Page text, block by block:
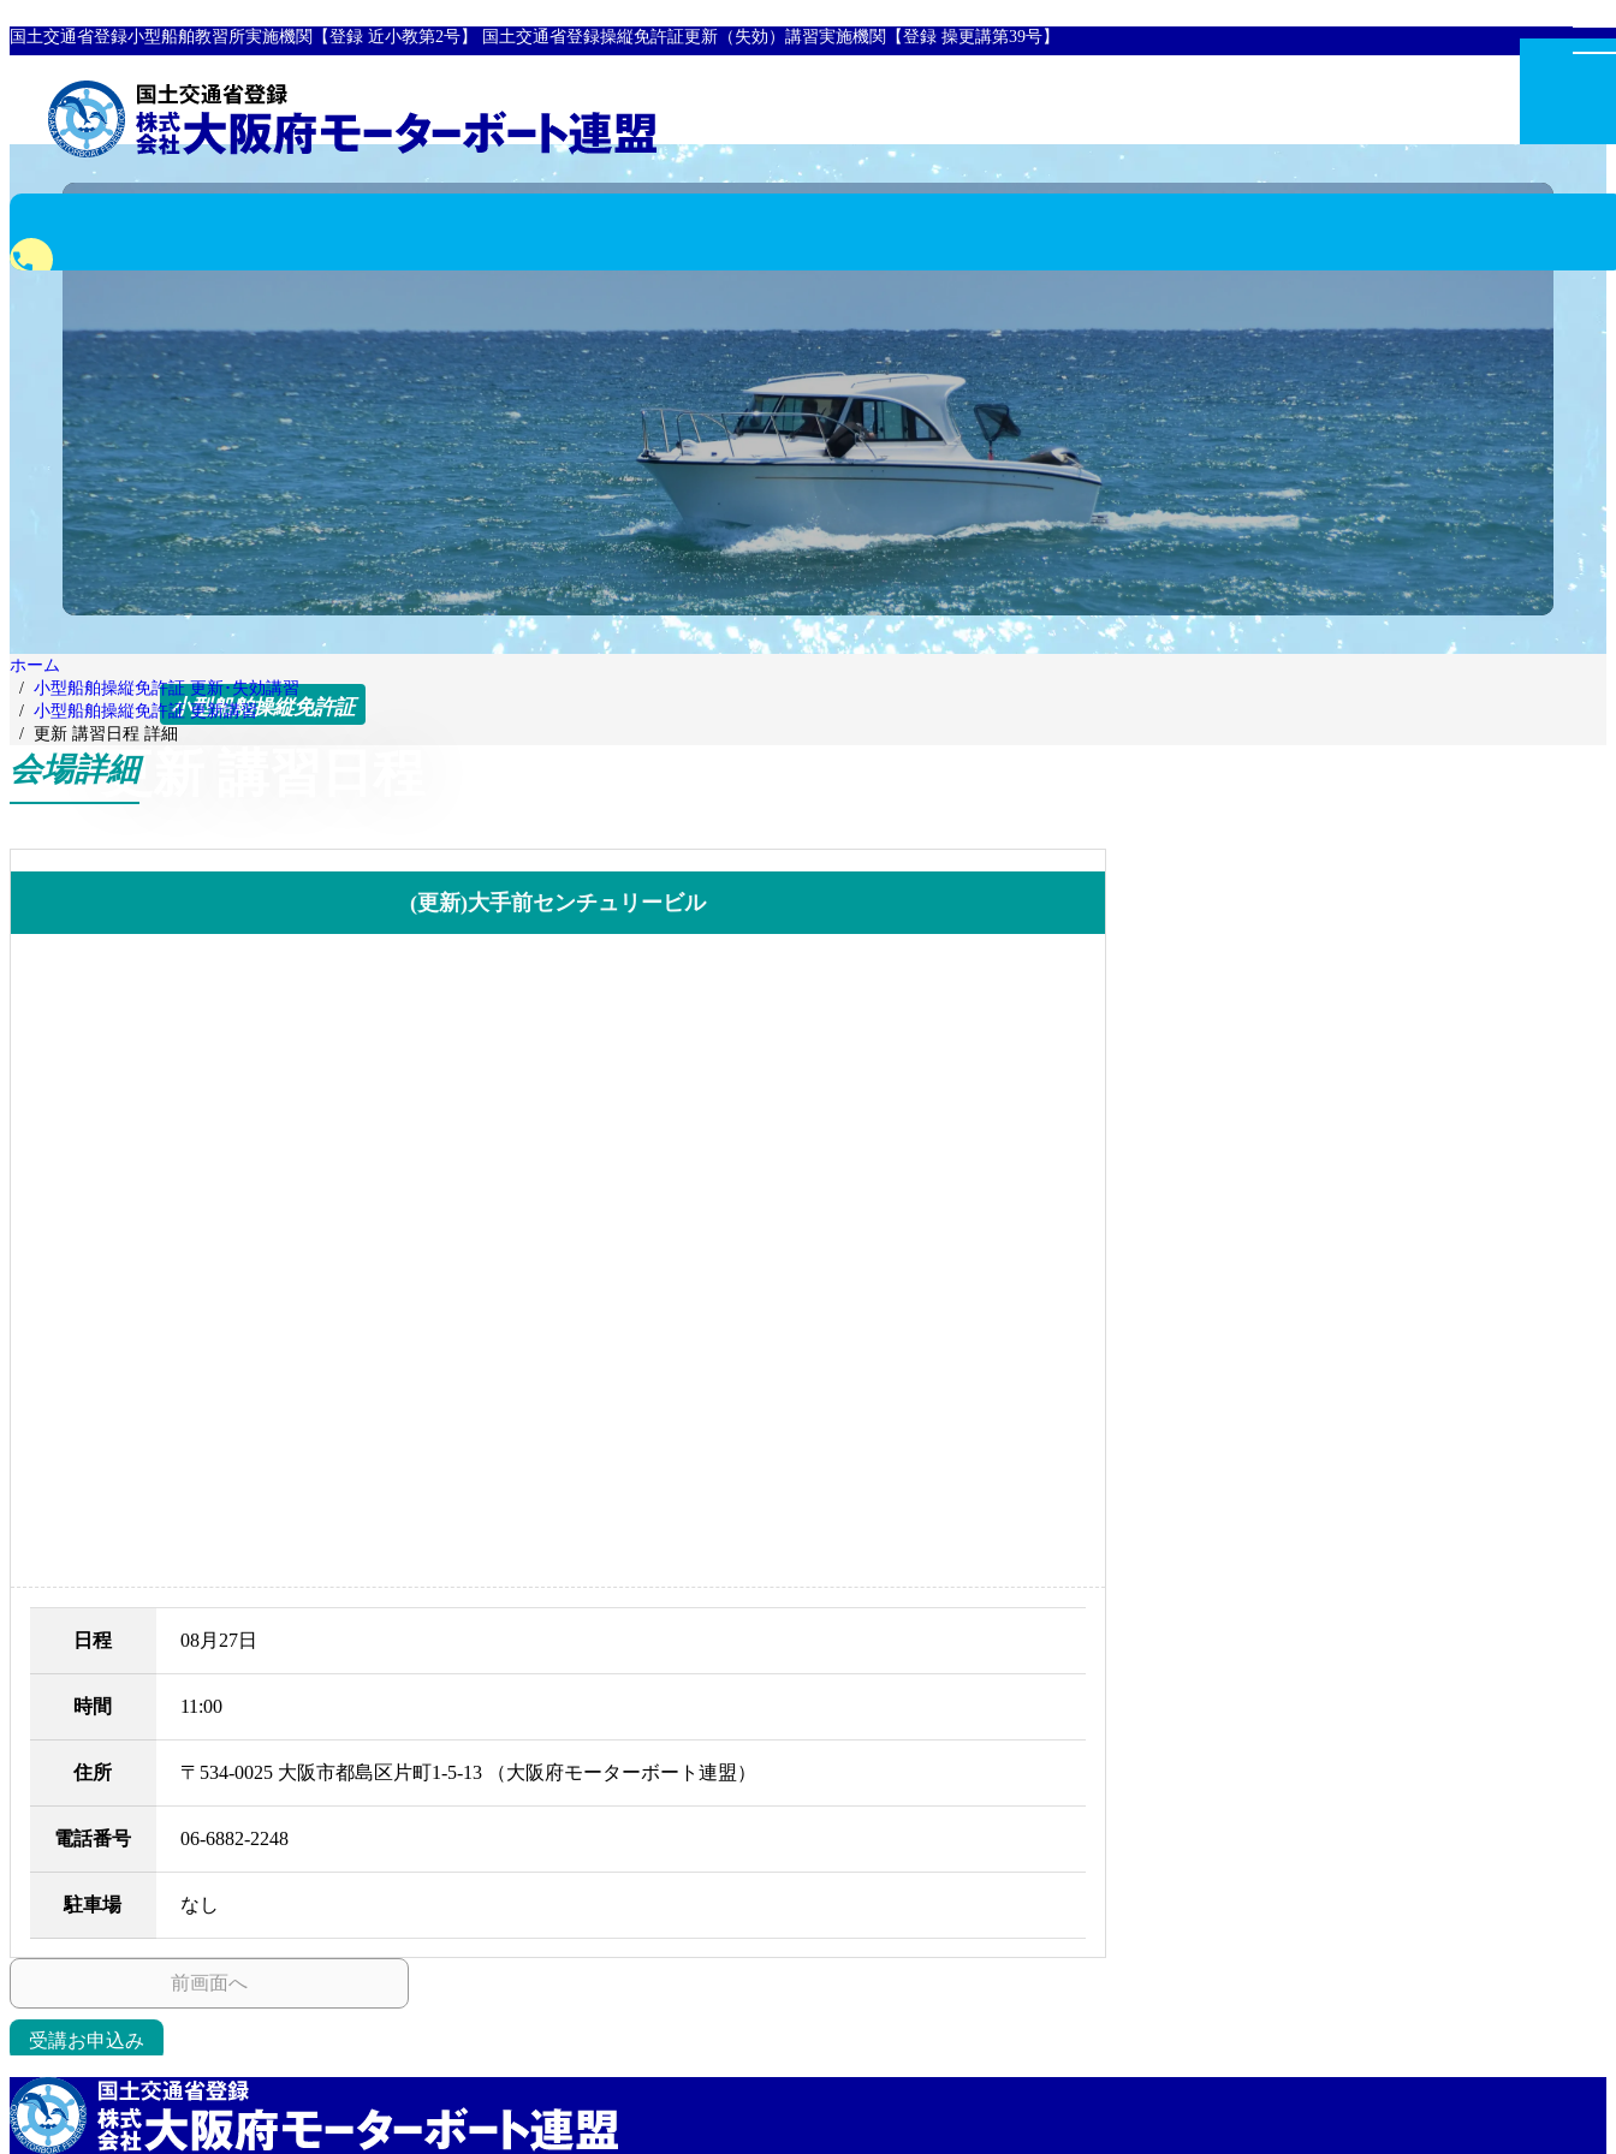
国土交通省登録小型船舶教習所実施機関【登録 近小教第2号】 国土交通省登録操縦免許証更新（失効）講習実施機関【登録 操更講第39号】
phone
0120-10-8907
小型船舶操縦免許証
更新 講習日程
ホーム
小型船舶操縦免許証 更新･失効講習
小型船舶操縦免許証 更新講習
更新 講習日程 詳細
会場詳細
(更新)大手前センチュリービル
日程 08月27日
時間 11:00
住所 〒534-0025 大阪市都島区片町1-5-13 （大阪府モーターボート連盟）
電話番号 06-6882-2248
駐車場 なし
前画面へ
受講お申込み